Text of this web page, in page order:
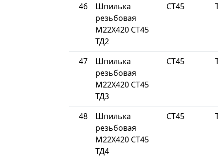
46
Шпилька
резьбовая
М22Х420 СТ45
ТД2
СТ45
47
Шпилька
резьбовая
М22Х420 СТ45
ТД3
СТ45
48
Шпилька
резьбовая
М22Х420 СТ45
ТД4
СТ45